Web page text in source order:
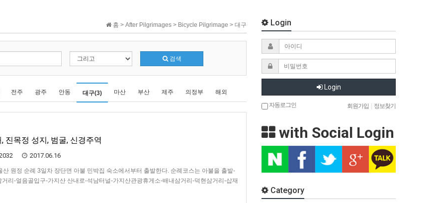
홈 > After Pilgrimages > Bicycle Pilgrimage > 대구
검색
전주 광주 안동 대구(3) 마산 부산 제주 의정부 해외
진목정 성지, 범굴, 신경주역
2017.06.16
원정 순례 3일차 장단면 아불 민박집 숙소에서부터 출발한다. 순례코스는 아불을 출발-
리-얼음골입구-가지산 산내로-석남터널-가지산관광휴게소-배내삼거리-덕현삼거리-삽재
Login
Login
자동로그인 회원가입 정보찾기
with Social Login
Category